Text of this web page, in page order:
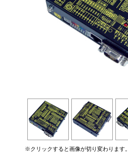
※クリックすると画像が切り変わります。